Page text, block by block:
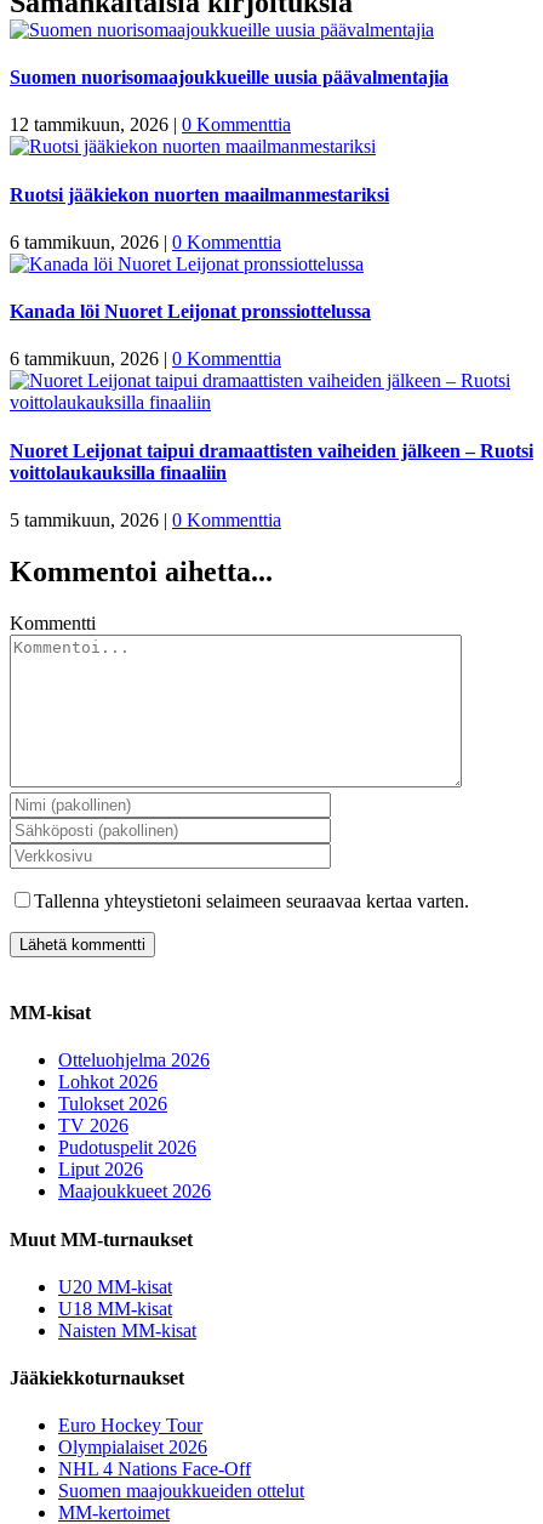
Suomen nuorisomaajoukkueille uusia päävalmentajia
12 tammikuun, 2026 | 0 Kommenttia
Ruotsi jääkiekon nuorten maailmanmestariksi
6 tammikuun, 2026 | 0 Kommenttia
Kanada löi Nuoret Leijonat pronssiottelussa
6 tammikuun, 2026 0 Kommenttia
Nuoret Leijonat taipui dramaattisten vaiheiden jälkeen – Ruotsi
voittolaukauksilla finaaliin
5 tammikuun, 2026 | 0 Kommenttia
Kommentoi aihetta...
Kommentti
Tallenna yhteystietoni selaimeen seuraavaa kertaa varten.
MM-kisat
Otteluohjelma 2026
Lohkot 2026
Tulokset 2026
TV 2026
Pudotuspelit 2026
Liput 2026
Maajoukkueet 2026
Muut MM-turnaukset
U20 MM-kisat
U18 MM-kisat
Naisten MM-kisat
Jääkiekkoturnaukset
Euro Hockey Tour
Olympialaiset 2026
NHL 4 Nations Face-Off
Suomen maajoukkueiden ottelut
MM-kertoimet